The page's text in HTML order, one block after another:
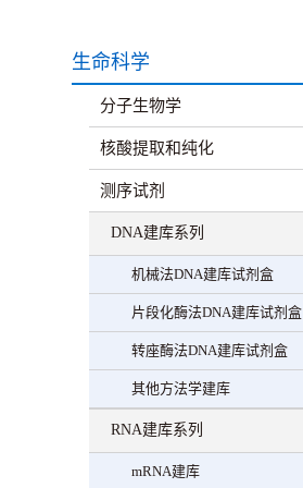
生命科学
分子生物学
核酸提取和纯化
测序试剂
DNA建库系列
机械法DNA建库试剂盒
片段化酶法DNA建库试剂盒
转座酶法DNA建库试剂盒
其他方法学建库
RNA建库系列
mRNA建库